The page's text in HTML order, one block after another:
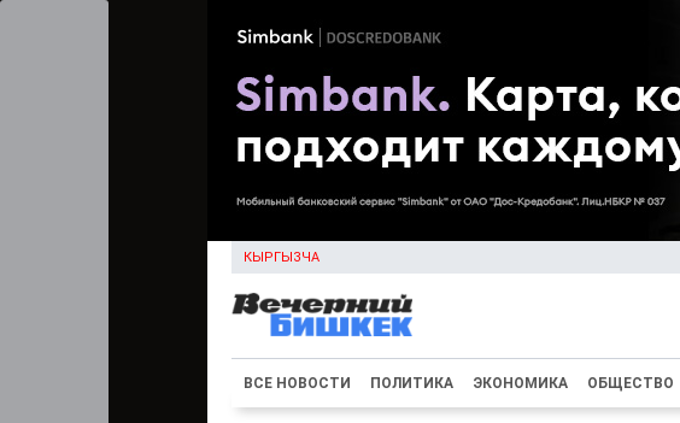
КЫРГЫЗЧА
ВСЕ НОВОСТИ ПОЛИТИКА ЭКОНОМИКА ОБЩЕСТВО